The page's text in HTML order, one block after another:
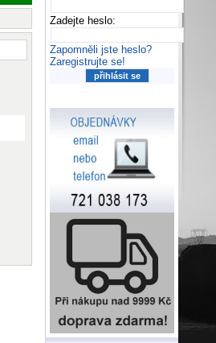
Zadejte heslo:
Zapomněli jste heslo?
Zaregistrujte se!